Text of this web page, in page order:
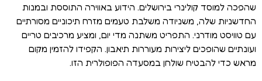
שהפכה למוסד קולינרי בירושלים. הידוע באווירה התוססת ובמנות
החדשניות שלה, משניודה משלבת טעמים מזרח תיכוניים מסורתיים
עם טוויסט מודרני. התפריט משתנה מדי יום, ומציע מרכיבים טריים
ועונתיים שהופכים ליצירות מעוררות תיאבון. הקפידו להזמין מקום
מראש כדי להבטיח שולחן במסעדה הפופולרית הזו.